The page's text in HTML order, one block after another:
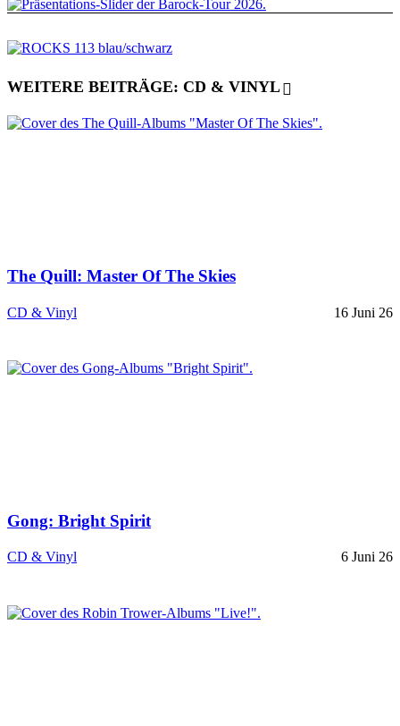
WEITERE BEITRÄGE: CD & VINYL
The Quill: Master Of The Skies
CD & Vinyl 16 Juni 26
Gong: Bright Spirit
CD & Vinyl 6 Juni 26